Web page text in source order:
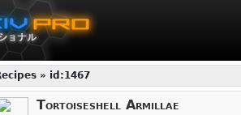
» id:1467
Tortoiseshell Armillae